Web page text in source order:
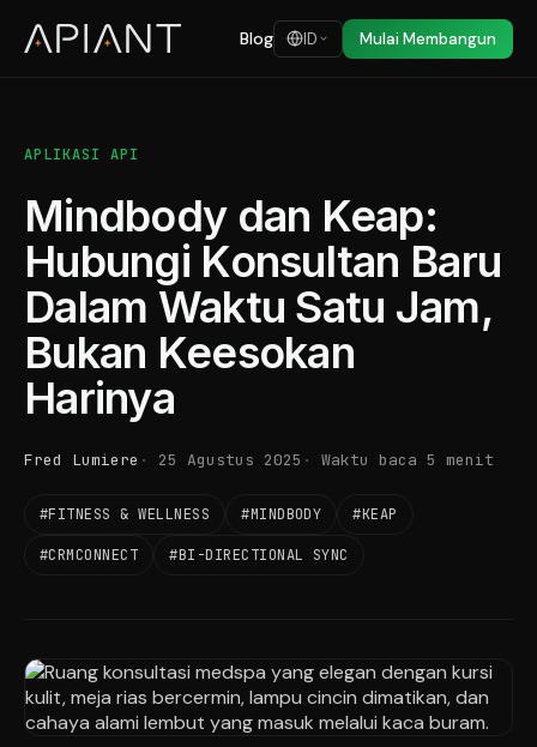
Blog ID Mulai Membangun
APLIKASI API
Mindbody dan Keap:
Hubungi Konsultan Baru
Dalam Waktu Satu Jam,
Bukan Keesokan
Harinya
Fred Lumiere 25 Agustus 2025 Waktu baca 5 menit
#FITNESS & WELLNESS #MINDBODY #KEAP
#CRMCONNECT #BI-DIRECTIONAL SYNC